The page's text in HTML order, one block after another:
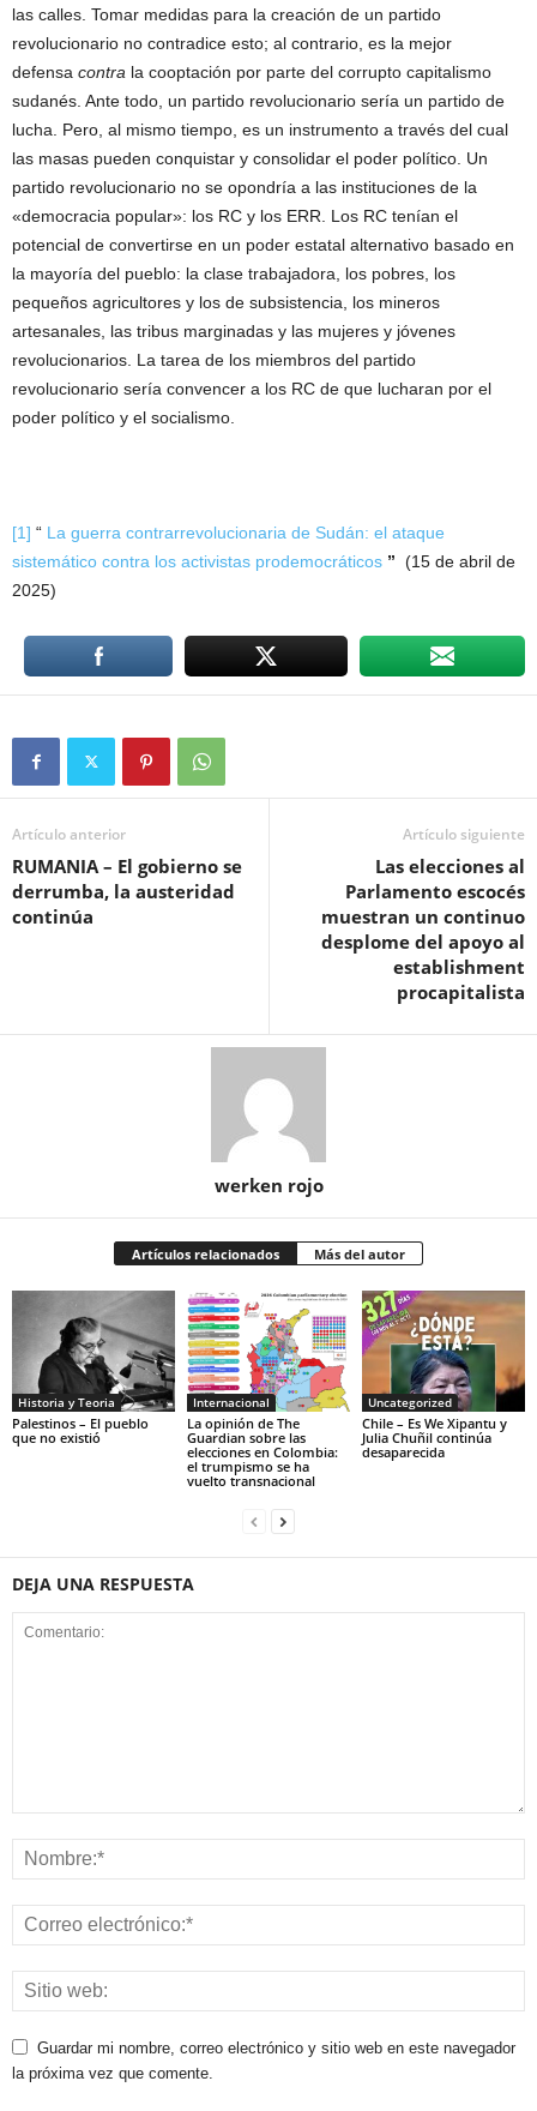
las calles. Tomar medidas para la creación de un partido
revolucionario no contradice esto; al contrario, es la mejor
defensa contra la cooptación por parte del corrupto capitalismo
sudanés. Ante todo, un partido revolucionario sería un partido de
lucha. Pero, al mismo tiempo, es un instrumento a través del cual
las masas pueden conquistar y consolidar el poder político. Un
partido revolucionario no se opondría a las instituciones de la
«democracia popular»: los RC y los ERR. Los RC tenían el
potencial de convertirse en un poder estatal alternativo basado en
la mayoría del pueblo: la clase trabajadora, los pobres, los
pequeños agricultores y los de subsistencia, los mineros
artesanales, las tribus marginadas y las mujeres y jóvenes
revolucionarios. La tarea de los miembros del partido
revolucionario sería convencer a los RC de que lucharan por el
poder político y el socialismo.
[1] “ La guerra contrarrevolucionaria de Sudán: el ataque
sistemático contra los activistas prodemocráticos ” (15 de abril de
2025)
Artículo anterior
RUMANIA – El gobierno se
derrumba, la austeridad
continúa
Artículo siguiente
Las elecciones al
Parlamento escocés
muestran un continuo
desplome del apoyo al
establishment
procapitalista
werken rojo
Artículos relacionados Más del autor
Historia y Teoria
Palestinos – El pueblo
que no existió
Internacional
La opinión de The
Guardian sobre las
elecciones en Colombia:
el trumpismo se ha
vuelto transnacional
Uncategorized
Chile – Es We Xipantu y
Julia Chuñil continúa
desaparecida
DEJA UNA RESPUESTA
Guardar mi nombre, correo electrónico y sitio web en este navegador
la próxima vez que comente.